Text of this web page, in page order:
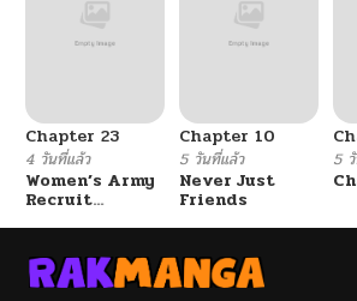
Chapter 23
4 วันที่แล้ว
Women’s Army
Recruit
Chapter 10
5 วันที่แล้ว
Never Just
Friends
5